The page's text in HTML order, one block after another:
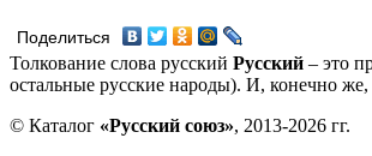
Поделиться
Толкование слова русский Русский – это
остальные русские народы). И, конечно
© Каталог «Русский союз», 2013-2026 гг.